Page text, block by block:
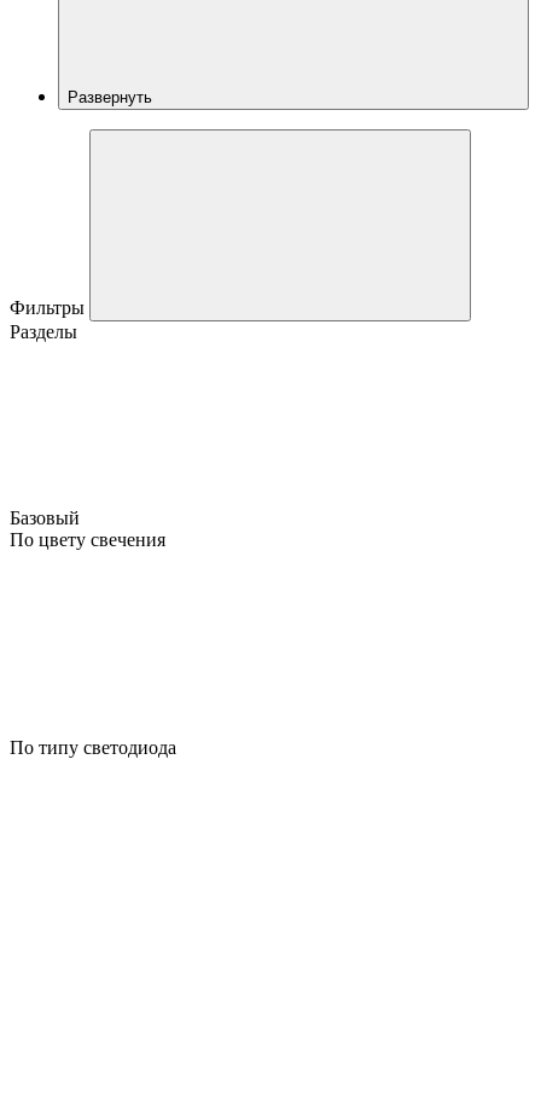
Развернуть
Фильтры
Разделы
Базовый
По цвету свечения
По типу светодиода